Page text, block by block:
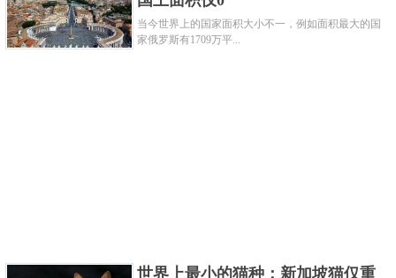
当今世界上的国家面积大小不一，例如面积最大的国
家俄罗斯有1709万平...
世界上最小的猫种：新加坡猫仅重